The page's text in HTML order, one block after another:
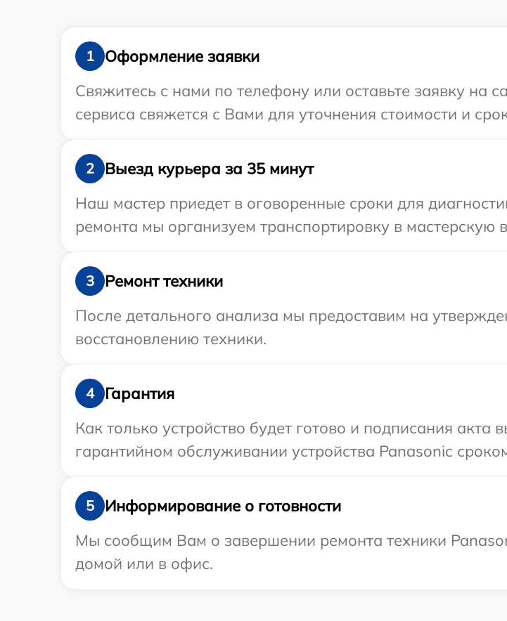
1
Оформление заявки
Свяжитесь с нами по телефону или оставьте заявку на
сервиса свяжется с Вами для уточнения стоимости и
2
Выезд курьера за 35 минут
Наш мастер приедет в оговоренные сроки для
ремонта мы организуем транспортировку в мастерскую
3
Ремонт техники
После детального анализа мы предоставим на
восстановлению техники.
4
Гарантия
Как только устройство будет готово и подписания
гарантийном обслуживании устройства Panasonic
5
Информирование о готовности
Мы сообщим Вам о завершении ремонта техники
домой или в офис.